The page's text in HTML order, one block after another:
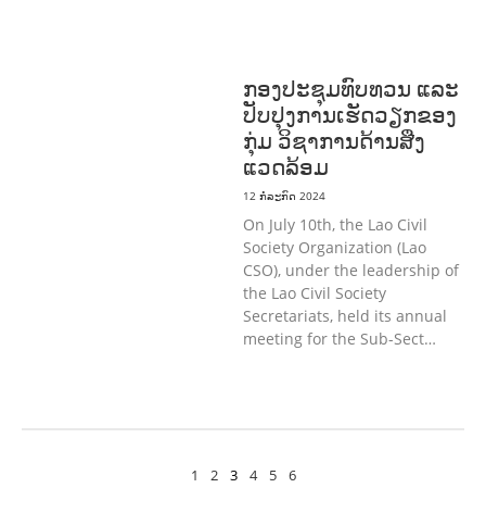
ກອງປະຊຸມທົບທວນ ແລະ
ປັບປຸງການເຮັດວຽກຂອງ
ກຸ່ມ ວິຊາການດ້ານສີ່ງ
ແວດລ້ອມ
12 ກໍລະກົດ 2024
On July 10th, the Lao Civil
Society Organization (Lao
CSO), under the leadership of
the Lao Civil Society
Secretariats, held its annual
meeting for the Sub-Sect…
1 2 3 4 5 6